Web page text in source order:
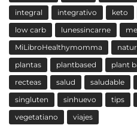
integral
integrativo keto
low carb
lunessincarne
MiLibroHealthymomma
plantas
plantbased plant
recteas
salud saludable
singluten
sinhuevo tips
vegetatiano
viajes